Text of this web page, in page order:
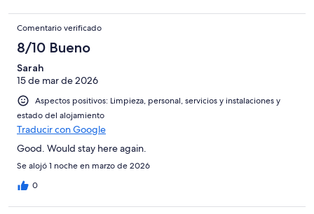
than a hotel with people constantly slamming doors in the
hallway. We look forward to staying here again.
Comentario verificado
8/10 Bueno
Sarah
15 de mar de 2026
Aspectos positivos: Limpieza, personal, servicios y instalaciones y
estado del alojamiento
Traducir con Google
Good. Would stay here again.
Se alojó 1 noche en marzo de 2026
0